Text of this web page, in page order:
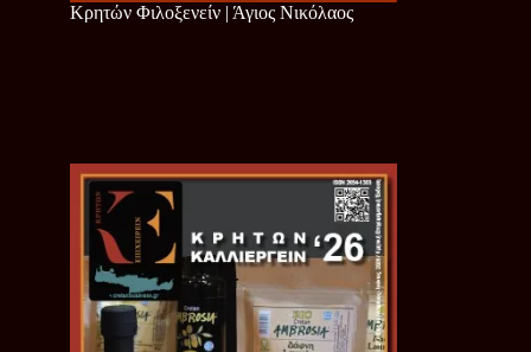
Κρητών Φιλοξενείν | Άγιος Νικόλαος